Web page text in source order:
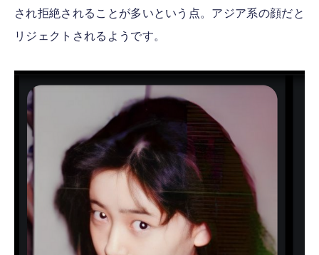
され拒絶されることが多いという点。アジア系の顔だと
リジェクトされるようです。